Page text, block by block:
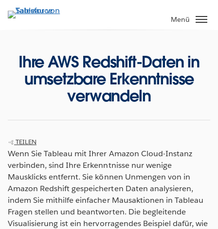
Direkt
zum
Menü
Ihre AWS Redshift-Daten in
umsetzbare Erkenntnisse
verwandeln
TEILEN
Wenn Sie Tableau mit Ihrer Amazon Cloud-Instanz
verbinden, sind Ihre Erkenntnisse nur wenige
Mausklicks entfernt. Sie können Unmengen von in
Amazon Redshift gespeicherten Daten analysieren,
indem Sie mithilfe einfacher Mausaktionen in Tableau
Fragen stellen und beantworten. Die begleitende
Visualisierung ist ein hervorragendes Beispiel dafür, wie